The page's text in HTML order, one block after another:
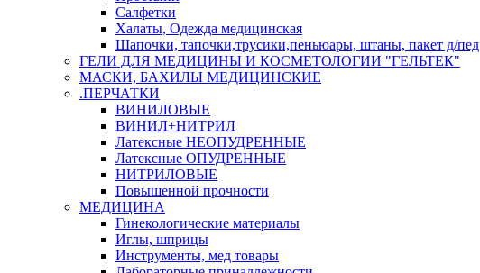
Салфетки
Халаты, Одежда медицинская
Шапочки, тапочки,трусики,пеньюары, штаны, пакет д/пед
ГЕЛИ ДЛЯ МЕДИЦИНЫ И КОСМЕТОЛОГИИ "ГЕЛЬТЕК"
МАСКИ, БАХИЛЫ МЕДИЦИНСКИЕ
.ПЕРЧАТКИ
ВИНИЛОВЫЕ
ВИНИЛ+НИТРИЛ
Латексные НЕОПУДРЕННЫЕ
Латексные ОПУДРЕННЫЕ
НИТРИЛОВЫЕ
Повышенной прочности
МЕДИЦИНА
Гинекологические материалы
Иглы, шприцы
Инструменты, мед товары